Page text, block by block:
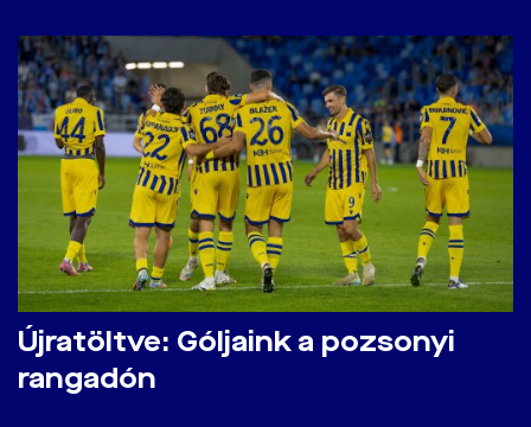
Újratöltve: Góljaink a pozsonyi
rangadón